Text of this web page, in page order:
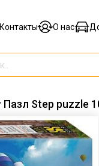
Контакты О нас
Пазл Step puzzle